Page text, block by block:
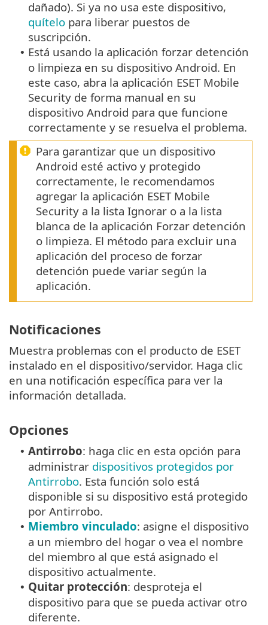
dañado). Si ya no usa este dispositivo,
quítelo para liberar puestos de
suscripción.
• Está usando la aplicación forzar detención
o limpieza en su dispositivo Android. En
este caso, abra la aplicación ESET Mobile
Security de forma manual en su
dispositivo Android para que funcione
correctamente y se resuelva el problema.
Para garantizar que un dispositivo
Android esté activo y protegido
correctamente, le recomendamos
agregar la aplicación ESET Mobile
Security a la lista Ignorar o a la lista
blanca de la aplicación Forzar detención
o limpieza. El método para excluir una
aplicación del proceso de forzar
detención puede variar según la
aplicación.
Notificaciones
Muestra problemas con el producto de ESET
instalado en el dispositivo/servidor. Haga clic
en una notificación específica para ver la
información detallada.
Opciones
• Antirrobo: haga clic en esta opción para
administrar dispositivos protegidos por
Antirrobo. Esta función solo está
disponible si su dispositivo está protegido
por Antirrobo.
• Miembro vinculado: asigne el dispositivo
a un miembro del hogar o vea el nombre
del miembro al que está asignado el
dispositivo actualmente.
• Quitar protección: desproteja el
dispositivo para que se pueda activar otro
diferente.